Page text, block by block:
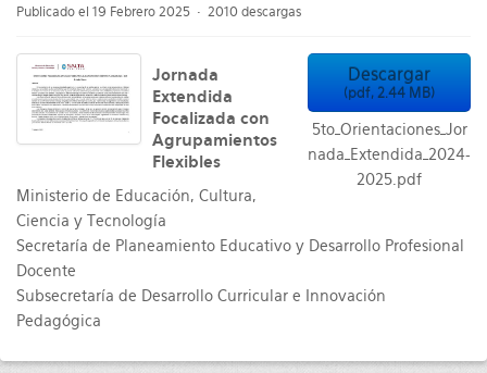
Publicado el 19 Febrero 2025 2010 descargas
Descargar
(pdf, 2.44 MB)
5to_Orientaciones_Jor
nada_Extendida_2024-
2025.pdf
Jornada
Extendida
Focalizada con
Agrupamientos
Flexibles
Ministerio de Educación, Cultura,
Ciencia y Tecnología
Secretaría de Planeamiento Educativo y Desarrollo Profesional
Docente
Subsecretaría de Desarrollo Curricular e Innovación
Pedagógica